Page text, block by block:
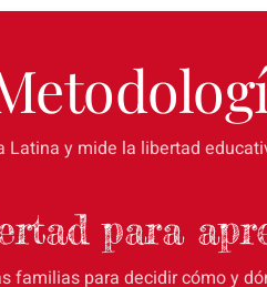
Latina y mide la libertad
para
familias para decidir cómo y